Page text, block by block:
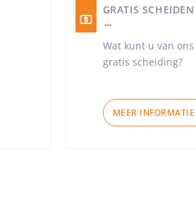
GRATIS
Wat kunt u van
gratis scheiding?
MEER INFORMATIE